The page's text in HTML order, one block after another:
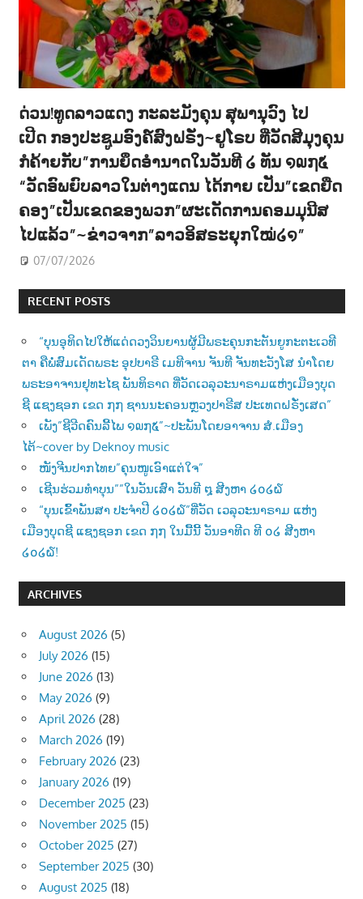
ດ່ວນ!ທູດລາວແດງ ກະລະມັງຄຸນ ສຸພານຸວົງ ໄປ
ເປີດ ກອງປະຊູມອົງຄ໌ສົງຝຣັ່ງ~ຢູໂຣບ ທີ່ວັດສີມຸງຄຸນ
ກໍຄ້າຍກັບ”ການຍຶດອຳນາດໃນວັນທີ ໒ ທັນ ໑໙໗໕
“ວັດອົພຍົບລາວໃນຕ່າງແດນ ໄດ້ກາຍ ເປັນ”ເຂດຍືດ
ຄອງ”ເປັນເຂດຂອງພວກ”ຜະເດັດການຄອມມຸນີສ
ໄປແລ້ວ”~ຂ່າວຈາກ”ລາວອິສຣະຍຸກໃໝ່໒໑”
07/07/2026
RECENT POSTS
“ບຸນອຸທິດໄປໃຫ້ແດ່ດວງວິນຍານຜູ້ມີພຣະຄຸນກະຕັນຍູກະຕະເວທີ
ຕາ ຄືພໍ່ສົມເດັດພຣະ ອຸປບາຣີ ເມທີຈານ ຈັນທີ ຈັນທະວັງໂສ ນຳໂດຍ
ພຣະອາຈານຢຸທະໄຊ ພັນທິຣາດ ທີ່ວັດເວລຸວະນາຣາມແຫ່ງເມືອງບຸດ
ຊີ ແຊງຊອກ ເຂດ ໗໗ ຊານນະຄອນຫຼວງປາຣີສ ປະເທດຝຣັ່ງເສດ”
ເພັງ”ຊີວີດຄົນລີ້ໄພ ໑໙໗໕”~ປະພັນໂດຍອາຈານ ສໍ.ເມືອງ
ໄຕ້~cover by Deknoy music
ໜັງຈີນປາກໄທຍ”ຄຸນໜູເອົາແຕ່ໃຈ”
ເຊີນຮ່ວມທຳບຸນ””ໃນວັນເສົາ ວັນທີ ໘ ສີງຫາ ໒໐໒໖
“ບຸນເຂົ້າພັນສາ ປະຈຳປີ ໒໐໒໖”ທີ່ວັດ ເວລຸວະນາຣາມ ແຫ່ງ
ເມືອງບຸດຊີ ແຊງຊອກ ເຂດ ໗໗ ໃນມື້ນີ້ ວັນອາທີດ ທີ ໐໒ ສີງຫາ
໒໐໒໖!
ARCHIVES
August 2026 (5)
July 2026 (15)
June 2026 (13)
May 2026 (9)
April 2026 (28)
March 2026 (19)
February 2026 (23)
January 2026 (19)
December 2025 (23)
November 2025 (15)
October 2025 (27)
September 2025 (30)
August 2025 (18)